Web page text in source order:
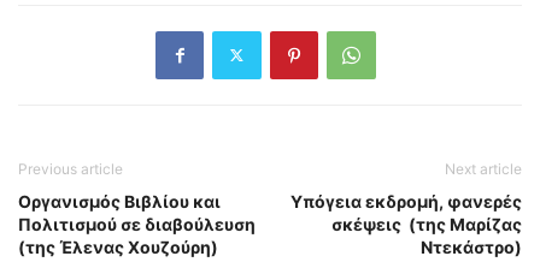
Previous article
Οργανισμός Βιβλίου και
Πολιτισμού σε διαβούλευση
(της Έλενας Χουζούρη)
Next article
Υπόγεια εκδρομή, φανερές
σκέψεις (της Μαρίζας
Ντεκάστρο)